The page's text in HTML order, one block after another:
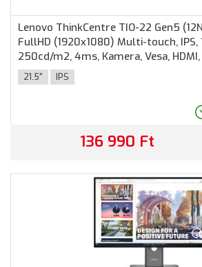
Lenovo ThinkCentre TIO-22 Gen5
FullHD (1920x1080) Multi-touch, IPS,
250cd/m2, 4ms, Kamera, Vesa,
3 év garancia, Fekete színben
21.5" IPS
136 990 Ft